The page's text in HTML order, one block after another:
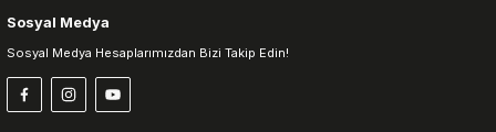
Sosyal Medya
Sosyal Medya Hesaplarımızdan Bizi Takip Edin!